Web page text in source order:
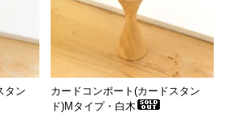
タン
カードコンポート(カードスタン
ド)Mタイプ・白木